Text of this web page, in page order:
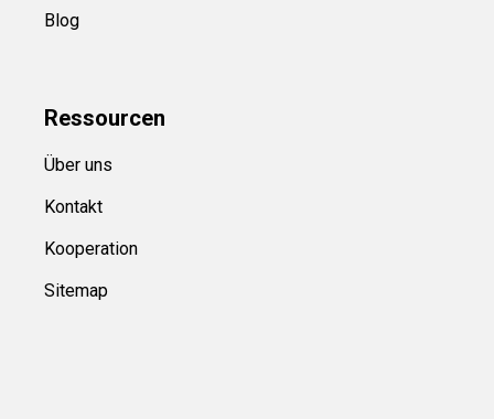
Blog
Ressourcen
Über uns
Kontakt
Kooperation
Sitemap